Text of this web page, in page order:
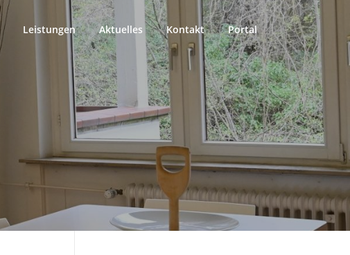
Leistungen Aktuelles Kontakt Portal